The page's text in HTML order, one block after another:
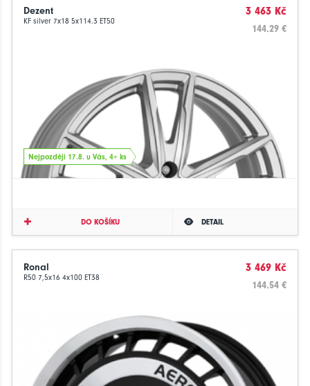
Dezent
KF silver 7x18 5x114.3 ET50
3 463 Kč
144.29 €
Nejpozději 17.8. u Vás, 4+ ks
DO KOŠÍKU DETAIL
Ronal
R50 7,5x16 4x100 ET38
3 469 Kč
144.54 €